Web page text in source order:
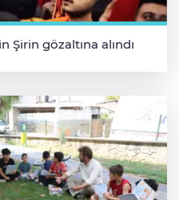
gözaltına alındı